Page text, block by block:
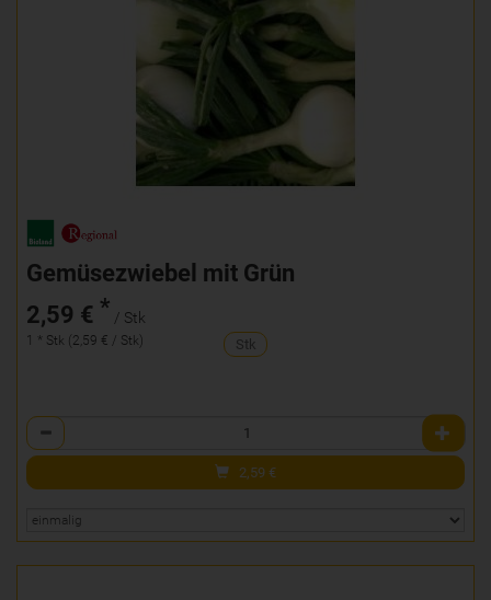
Gemüsezwiebel mit Grün
2,59 € * / Stk
1 * Stk (2,59 € / Stk) Stk
Anzahl
2,59 €